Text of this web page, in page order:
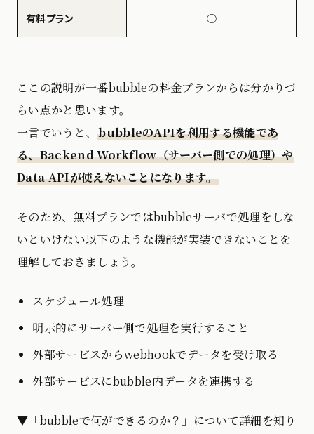
有料プラン ◯
ここの説明が一番bubbleの料金プランからは分かりづ
らい点かと思います。
一言でいうと、bubbleのAPIを利用する機能であ
る、Backend Workflow（サーバー側での処理）や
Data APIが使えないことになります。
そのため、無料プランではbubbleサーバで処理をしな
いといけない以下のような機能が実装できないことを
理解しておきましょう。
スケジュール処理
明示的にサーバー側で処理を実行すること
外部サービスからwebhookでデータを受け取る
外部サービスにbubble内データを連携する
▼「bubbleで何ができるのか？」について詳細を知り